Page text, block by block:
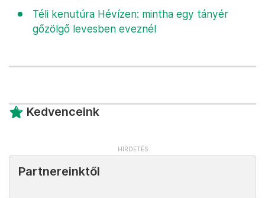
Téli kenutúra Hévízen: mintha egy tányér
gőzölgő levesben eveznél
Kedvenceink
Partnereinktől